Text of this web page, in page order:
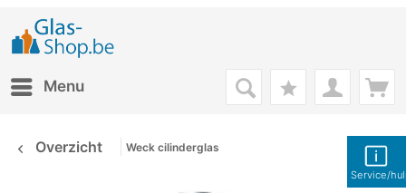
Service/
Menu
Overzicht Weck cilinderglas